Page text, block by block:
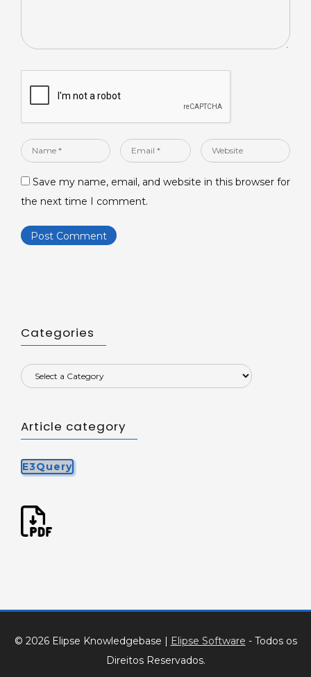
Name
Email
Website
Save my name, email, and website in this browser for
the next time I comment.
Categories
Article category
E3Query
© 2026 Elipse Knowledgebase | Elipse Software - Todos os
Direitos Reservados.